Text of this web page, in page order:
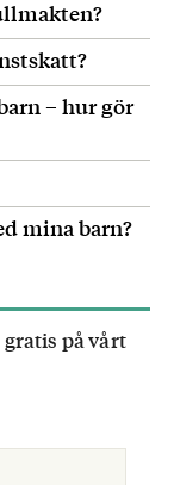
– hur gör
mina barn?
på vårt